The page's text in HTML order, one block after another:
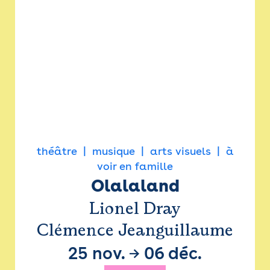
théâtre musique arts visuels
à
voir en famille
Olalaland
Lionel Dray
Clémence Jeanguillaume
25 nov. → 06 déc.